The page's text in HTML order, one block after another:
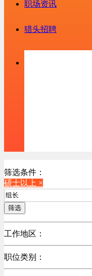
职场资讯
猎头招聘
筛选条件：
硕士以上 ×
筛选
工作地区：
不限
职位类别：
不限